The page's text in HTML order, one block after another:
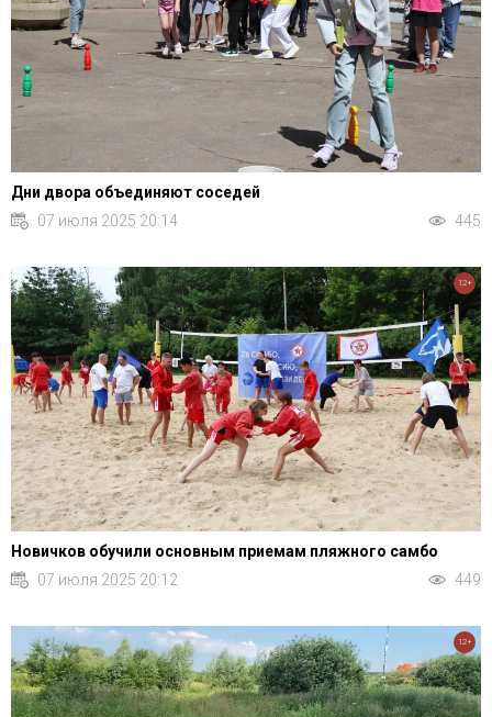
Дни двора объединяют соседей
07 июля 2025 20:14
445
Новичков обучили основным приемам пляжного самбо
07 июля 2025 20:12
449
12+
12+